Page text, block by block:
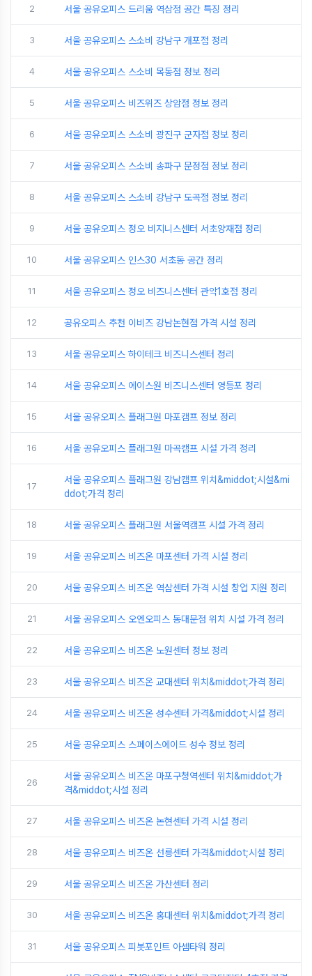
2 서울 공유오피스 드리움 역삼점 공간 특징 정리
3 서울 공유오피스 스소비 강남구 개포점 정리
4 서울 공유오피스 스소비 목동점 정보 정리
5 서울 공유오피스 비즈위즈 상암점 정보 정리
6 서울 공유오피스 스소비 광진구 군자점 정보 정리
7 서울 공유오피스 스소비 송파구 문정점 정보 정리
8 서울 공유오피스 스소비 강남구 도곡점 정보 정리
9 서울 공유오피스 정오 비지니스센터 서초양재점 정리
10 서울 공유오피스 인스30 서초동 공간 정리
11 서울 공유오피스 정오 비즈니스센터 관악1호점 정리
12 공유오피스 추천 이비즈 강남논현점 가격 시설 정리
13 서울 공유오피스 하이테크 비즈니스센터 정리
14 서울 공유오피스 에이스원 비즈니스센터 영등포 정리
15 서울 공유오피스 플래그원 마포캠프 정보 정리
16 서울 공유오피스 플래그원 마곡캠프 시설 가격 정리
17
서울 공유오피스 플래그원 강남캠프 위치&middot;시설&mi
ddot;가격 정리
18 서울 공유오피스 플래그원 서울역캠프 시설 가격 정리
19 서울 공유오피스 비즈온 마포센터 가격 시설 정리
20 서울 공유오피스 비즈온 역삼센터 가격 시설 창업 지원 정리
21 서울 공유오피스 오엔오피스 동대문점 위치 시설 가격 정리
22 서울 공유오피스 비즈온 노원센터 정보 정리
23 서울 공유오피스 비즈온 교대센터 위치&middot;가격 정리
24 서울 공유오피스 비즈온 성수센터 가격&middot;시설 정리
25 서울 공유오피스 스페이스에이드 성수 정보 정리
26
서울 공유오피스 비즈온 마포구청역센터 위치&middot;가
격&middot;시설 정리
27 서울 공유오피스 비즈온 논현센터 가격 시설 정리
28 서울 공유오피스 비즈온 선릉센터 가격&middot;시설 정리
29 서울 공유오피스 비즈온 가산센터 정리
30 서울 공유오피스 비즈온 홍대센터 위치&middot;가격 정리
31 서울 공유오피스 피봇포인트 아셈타워 정리